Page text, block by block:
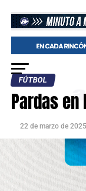
FÚTBOL
Pardas en
22 de marzo de 2025